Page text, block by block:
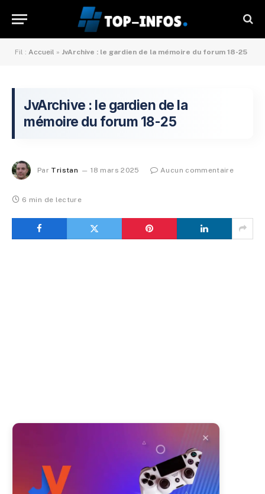
Fil : Accueil » JvArchive : le gardien de la mémoire du forum 18-25
JvArchive : le gardien de la
mémoire du forum 18-25
Par Tristan 18 mars 2025 Aucun commentaire
6 min de lecture